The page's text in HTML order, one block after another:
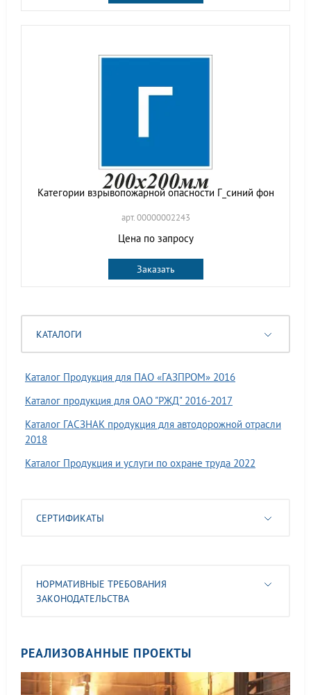
Категории взрывопожарной опасности Г_синий фон
арт. 00000002243
Цена по запросу
Заказать
КАТАЛОГИ
Каталог Продукция для ПАО «ГАЗПРОМ» 2016
Каталог продукция для ОАО "РЖД" 2016-2017
Каталог ГАСЗНАК продукция для автодорожной отрасли
2018
Каталог Продукция и услуги по охране труда 2022
СЕРТИФИКАТЫ
НОРМАТИВНЫЕ ТРЕБОВАНИЯ
ЗАКОНОДАТЕЛЬСТВА
РЕАЛИЗОВАННЫЕ ПРОЕКТЫ